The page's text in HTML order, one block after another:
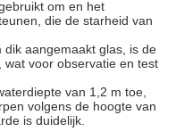
om en het
die de starheid van
aangemaakt glas, is de
voor observatie en test
van 1,2 m toe,
volgens de hoogte van
is duidelijk.